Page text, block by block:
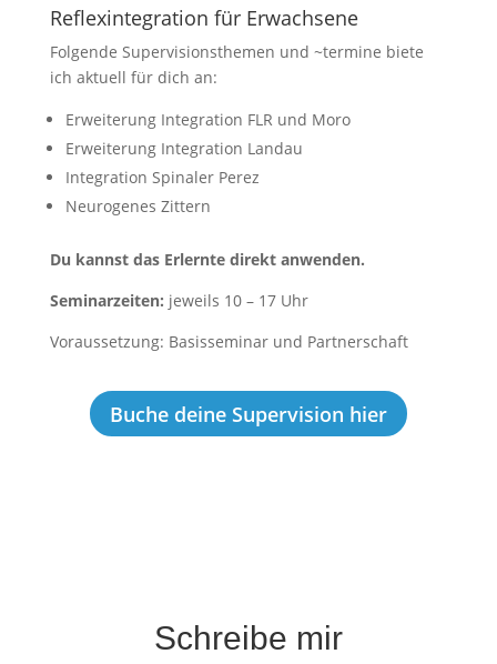
Reflexintegration für Erwachsene
Folgende Supervisionsthemen und ~termine biete
ich aktuell für dich an:
Erweiterung Integration FLR und Moro
Erweiterung Integration Landau
Integration Spinaler Perez
Neurogenes Zittern
Du kannst das Erlernte direkt anwenden.
Seminarzeiten: jeweils 10 – 17 Uhr
Voraussetzung: Basisseminar und Partnerschaft
Buche deine Supervision hier
Schreibe mir